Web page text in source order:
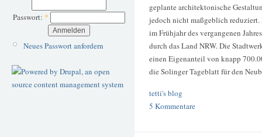
Passwort: *
Neues Passwort anfordern
geplante architektonische
jedoch nicht maßgeblich
im Frühjahr des vergangenen
durch das Land NRW. Die
einen Eigenanteil von knapp
die Solinger Tageblatt für den
tetti's blog
5 Kommentare